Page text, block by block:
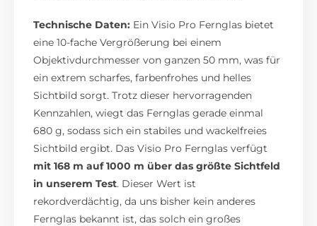
Technische Daten: Ein Visio Pro Fernglas bietet
eine 10-fache Vergrößerung bei einem
Objektivdurchmesser von ganzen 50 mm, was für
ein extrem scharfes, farbenfrohes und helles
Sichtbild sorgt. Trotz dieser hervorragenden
Kennzahlen, wiegt das Fernglas gerade einmal
680 g, sodass sich ein stabiles und wackelfreies
Sichtbild ergibt. Das Visio Pro Fernglas verfügt
mit 168 m auf 1000 m über das größte Sichtfeld
in unserem Test. Dieser Wert ist
rekordverdächtig, da uns bisher kein anderes
Fernglas bekannt ist, das solch ein großes